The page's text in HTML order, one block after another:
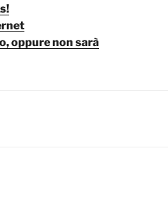
oppure non sarà